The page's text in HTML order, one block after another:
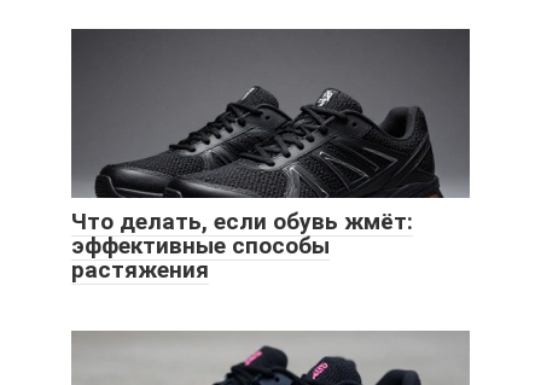
Что делать, если обувь жмёт:
эффективные способы
растяжения